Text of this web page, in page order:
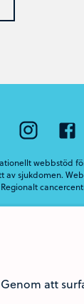
att
webbstöd
av sjukdomen.
Regionalt